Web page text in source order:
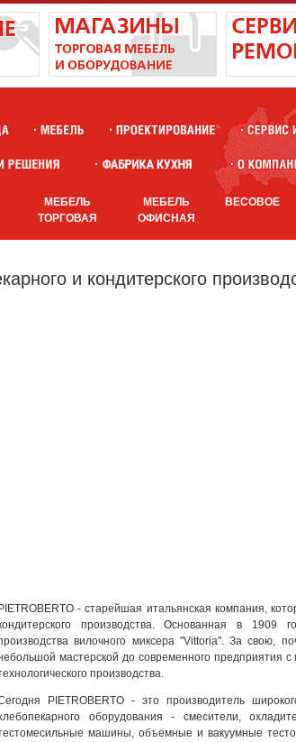
МЕБЕЛЬ
ТОРГОВАЯ
МЕБЕЛЬ
ОФИСНАЯ
ВЕСОВОЕ
и кондитерского
PIETROBERTO - старейшая итальянская компания,
производства. Основанная в 1909
вилочного миксера "Vittoria". За свою,
мастерской до современного предприятия
производства.
PIETROBERTO - это производитель
оборудования - смесители,
машины, объемные и вакуумные